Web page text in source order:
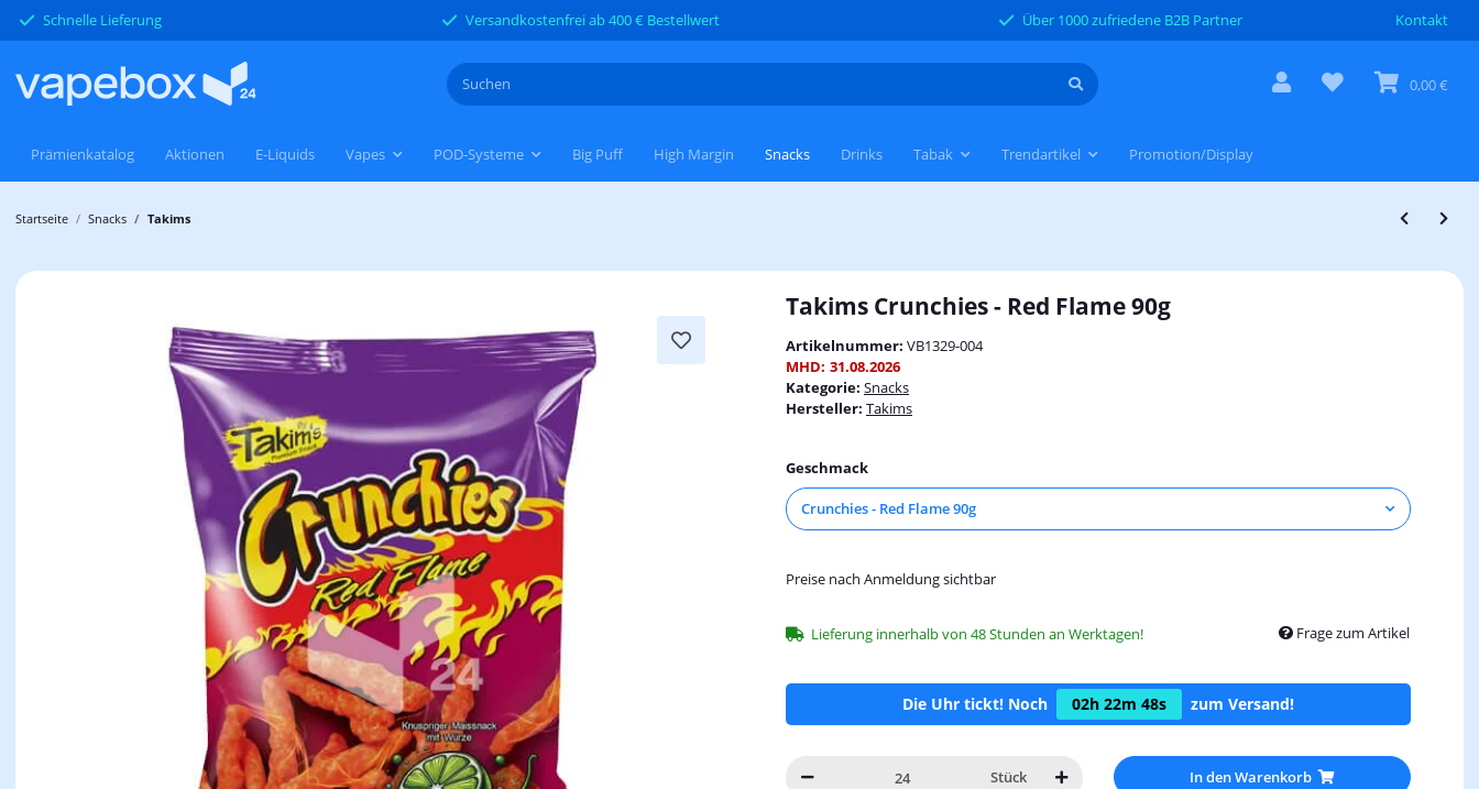
Kontakt
Schnelle Lieferung Versandkostenfrei ab 400 € Bestellwert Über 1000 zufriedene B2B Partner
0,00 €
Aktionen E-Liquids Vapes POD-Systeme Big Puff High Margin Snacks Drinks Tabak Trendartikel Promotion/Display
Prämienkatalog
Startseite Snacks Takims
Takims Crunchies - Red Flame 90g
Artikelnummer: VB1329-004
MHD: 31.08.2026
Kategorie: Snacks
Hersteller: Takims
Geschmack
Crunchies - Red Flame 90g
Preise nach Anmeldung sichtbar
Lieferung innerhalb von 48 Stunden an Werktagen! Frage zum Artikel
Die Uhr tickt! Noch 02h 22m 47s zum Versand!
Stück In den Warenkorb